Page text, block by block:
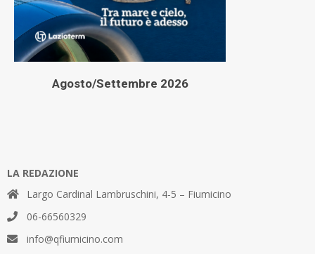
Agosto/Settembre 2026
LA REDAZIONE
Largo Cardinal Lambruschini, 4-5 – Fiumicino
06-66560329
info@qfiumicino.com